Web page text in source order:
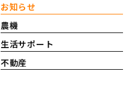
お知らせ
農機
生活サポート
不動産